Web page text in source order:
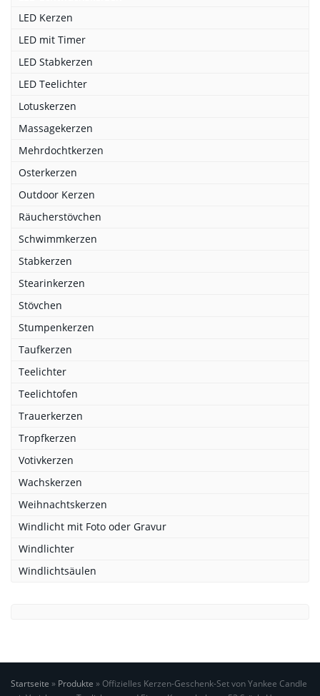
LED Kerzen
LED mit Timer
LED Stabkerzen
LED Teelichter
Lotuskerzen
Massagekerzen
Mehrdochtkerzen
Osterkerzen
Outdoor Kerzen
Räucherstövchen
Schwimmkerzen
Stabkerzen
Stearinkerzen
Stövchen
Stumpenkerzen
Taufkerzen
Teelichter
Teelichtofen
Trauerkerzen
Tropfkerzen
Votivkerzen
Wachskerzen
Weihnachtskerzen
Windlicht mit Foto oder Gravur
Windlichter
Windlichtsäulen
Startseite » Produkte »Offizielles Kerzen-Geschenk-Set von Yankee Candle